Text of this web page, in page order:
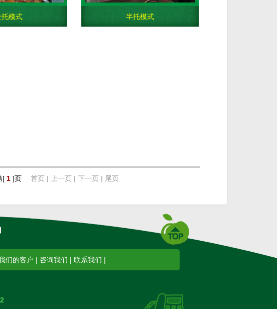
托模式 半托模式
[ 1]页 首页 | 上一页 | 下一页 | 尾页
们的客户 | 咨询我们 | 联系我们 |